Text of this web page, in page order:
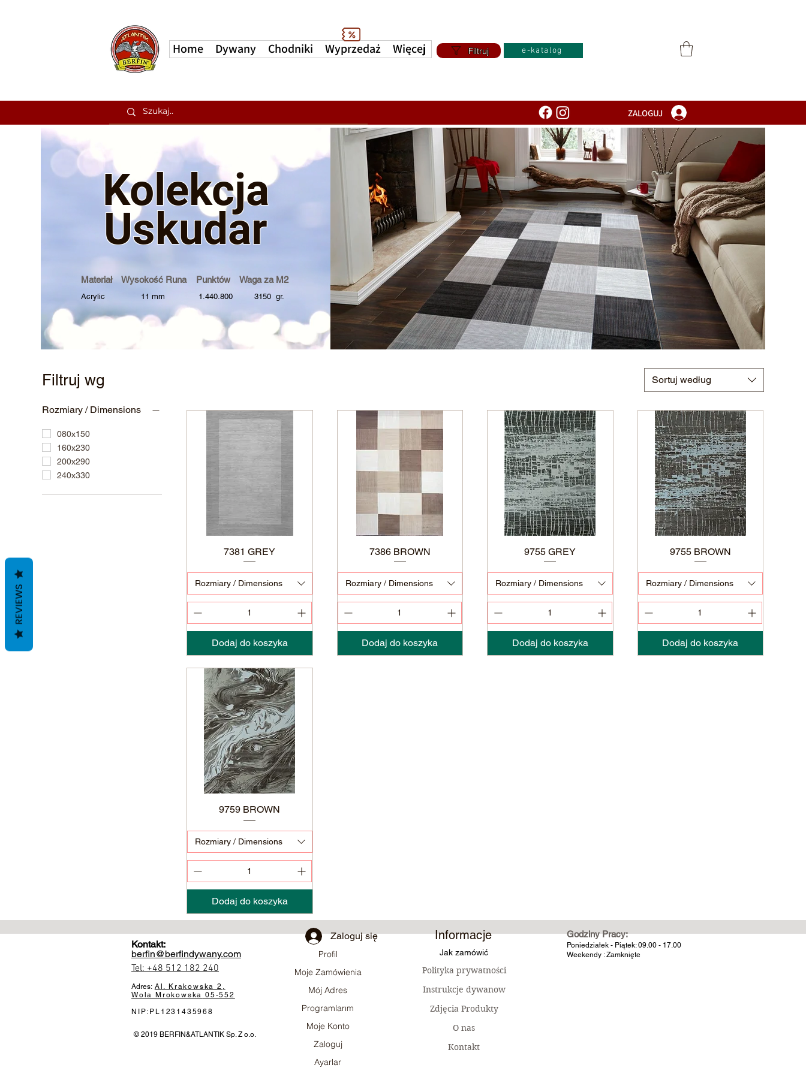
Home Dywany Chodniki Wyprzedaż Więcej Filtruj e-katalog
ZALOGUJ
Kolekcja
Uskudar
Materiał Wysokość Runa Punktów Waga za M2
Acrylic 11 mm 1.440.800 3150 gr.
Filtruj wg
Rozmiary / Dimensions
080x150
160x230
200x290
240x330
Sortuj według
Podgląd
7381 GREY
Rozmiary / Dimensions
Dodaj do koszyka
Podgląd
7386 BROWN
Rozmiary / Dimensions
Dodaj do koszyka
Podgląd
9755 GREY
Rozmiary / Dimensions
Dodaj do koszyka
Podgląd
9755 BROWN
Rozmiary / Dimensions
Dodaj do koszyka
Podgląd
9759 BROWN
Rozmiary / Dimensions
Dodaj do koszyka
Kontakt:
berfin@berfindywany.com
Tel: +48 512 182 240
Adres: Al. Krakowska 2,
Wola Mrokowska 05-552
NIP:PL1231435968
© 2019 BERFIN&ATLANTIK Sp. Z o.o.
Zaloguj się Informacje
Profil
Moje Zamówienia
Mój Adres
Programlarım
Moje Konto
Zaloguj
Ayarlar
Jak zamówić
Polityka prywatności
Instrukcje dywanow
Zdjęcia Produkty
O nas
Kontakt
Godziny Pracy:
Poniedziałek - Piątek: 09.00 - 17.00
Weekendy : Zamknięte
REVIEWS